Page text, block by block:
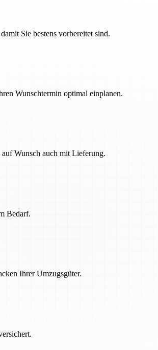
Sie bestens vorbereitet sind.
Wunschtermin optimal einplanen.
Wunsch auch mit Lieferung.
Bedarf.
Ihrer Umzugsgüter.